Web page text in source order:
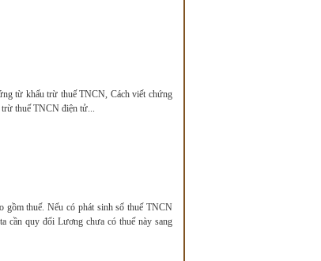
từ khấu trừ thuế TNCN, Cách viết chứng
thuế TNCN điện tử...
thuế. Nếu có phát sinh số thuế TNCN
cần quy đổi Lương chưa có thuế này sang